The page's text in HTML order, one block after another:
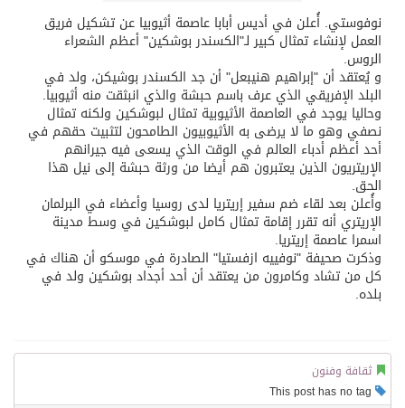
ثلة من الضابطات في الجييش الكويتي
كسوة الكعبة تعتلي البيت العتيق
نوفوستي. أُعلن في أديس أبابا عاصمة أثيوبيا عن تشكيل فريق
العمل لإنشاء تمثال كبير لـ"الكسندر بوشكين" أعظم الشعراء
الروس.
و يُعتقد أن "إبراهيم هنيبعل" أن جد الكسندر بوشيكن، ولد في
البلد الإفريقي الذي عرف باسم حبشة والذي انبثقت منه أثيوبيا.
وحاليا يوجد في العاصمة الأثيوبية تمثال لبوشكين ولكنه تمثال
نصفي وهو ما لا يرضى به الأثيوبيون الطامحون لتثبيت حقهم في
أحد أعظم أدباء العالم في الوقت الذي يسعى فيه جيرانهم
الإريتريون الذين يعتبرون هم أيضا من ورثة حبشة إلى نيل هذا
الحق.
وأُعلن بعد لقاء ضم سفير إريتريا لدى روسيا وأعضاء في البرلمان
الإريتري أنه تقرر إقامة تمثال كامل لبوشكين في وسط مدينة
اسمرا عاصمة إريتريا.
وذكرت صحيفة "نوفييه ازفستيا" الصادرة في موسكو أن هناك في
كل من تشاد وكامرون من يعتقد أن أحد أجداد بوشكين ولد في
بلده.
ثقافة وفنون